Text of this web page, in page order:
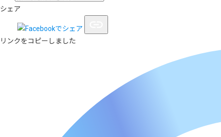
シェア
リンクをコピーしました